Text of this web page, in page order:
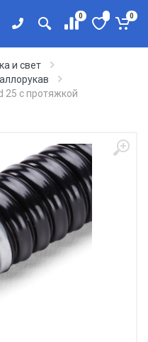
0 0
и свет
25 с протяжкой